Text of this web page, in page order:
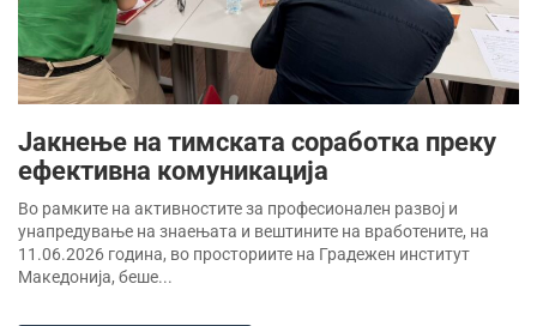
Јакнење на тимската соработка преку
ефективна комуникација
Во рамките на активностите за професионален развој и
унапредување на знаењата и вештините на вработените, на
11.06.2026 година, во просториите на Градежен институт
Македонија, беше...